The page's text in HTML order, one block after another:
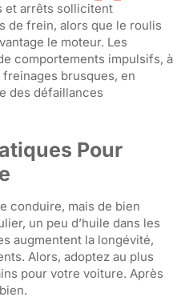
et arrêts sollicitent
de frein, alors que le roulis
le moteur. Les
comportements impulsifs, à
brusques, en
des défaillances
Pour
conduire, mais de bien
un peu d’huile dans les
augmentent la longévité,
Alors, adoptez au plus
pour votre voiture. Après